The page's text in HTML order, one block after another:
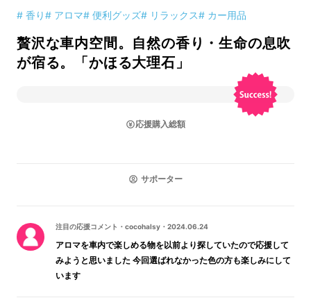
# 香り# アロマ# 便利グッズ# リラックス# カー用品
贅沢な車内空間。自然の香り・生命の息吹
が宿る。「かほる大理石」
応援購入総額
サポーター
注目の応援コメント ・ cocohalsy ・ 2024.06.24
アロマを車内で楽しめる物を以前より探していたので応援して
みようと思いました 今回選ばれなかった色の方も楽しみにして
います